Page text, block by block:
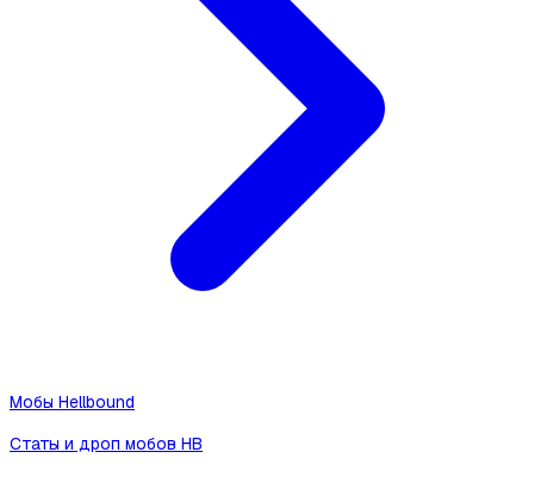
Мобы Hellbound
Статы и дроп мобов HB